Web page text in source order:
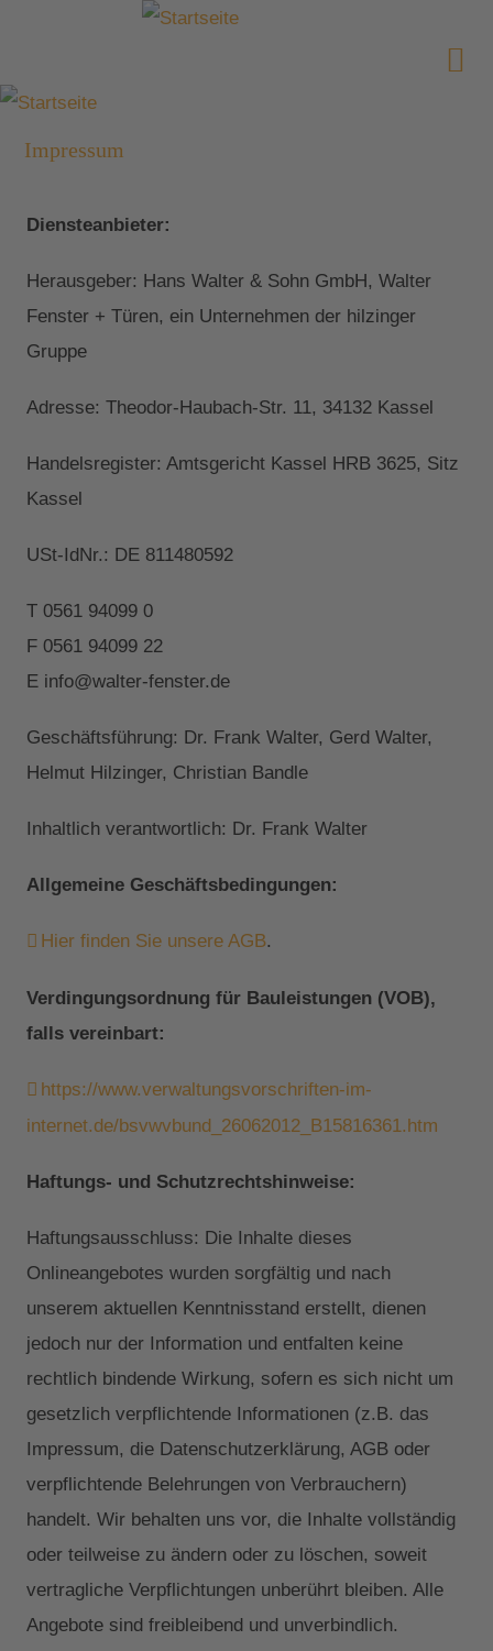
Impressum
Diensteanbieter:
Herausgeber: Hans Walter & Sohn GmbH, Walter
Fenster + Türen, ein Unternehmen der hilzinger
Gruppe
Adresse: Theodor-Haubach-Str. 11, 34132 Kassel
Handelsregister: Amtsgericht Kassel HRB 3625, Sitz
Kassel
USt-IdNr.: DE 811480592
T 0561 94099 0
F 0561 94099 22
E info@walter-fenster.de
Geschäftsführung: Dr. Frank Walter, Gerd Walter,
Helmut Hilzinger, Christian Bandle
Inhaltlich verantwortlich: Dr. Frank Walter
Allgemeine Geschäftsbedingungen:
Hier finden Sie unsere AGB.
Verdingungsordnung für Bauleistungen (VOB),
falls vereinbart:
https://www.verwaltungsvorschriften-im-
internet.de/bsvwvbund_26062012_B15816361.htm
Haftungs- und Schutzrechtshinweise:
Haftungsausschluss: Die Inhalte dieses
Onlineangebotes wurden sorgfältig und nach
unserem aktuellen Kenntnisstand erstellt, dienen
jedoch nur der Information und entfalten keine
rechtlich bindende Wirkung, sofern es sich nicht um
gesetzlich verpflichtende Informationen (z.B. das
Impressum, die Datenschutzerklärung, AGB oder
verpflichtende Belehrungen von Verbrauchern)
handelt. Wir behalten uns vor, die Inhalte vollständig
oder teilweise zu ändern oder zu löschen, soweit
vertragliche Verpflichtungen unberührt bleiben. Alle
Angebote sind freibleibend und unverbindlich.